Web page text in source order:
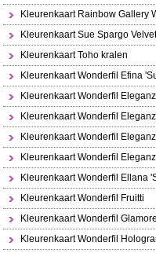
Kleurenkaart Rainbow Gallery
Kleurenkaart Sue Spargo
Kleurenkaart Toho kralen
Kleurenkaart Wonderfil Efina
Kleurenkaart Wonderfil
Kleurenkaart Wonderfil
Kleurenkaart Wonderfil
Kleurenkaart Wonderfil
Kleurenkaart Wonderfil Ellana
Kleurenkaart Wonderfil Fruitti
Kleurenkaart Wonderfil Glamore
Kleurenkaart Wonderfil